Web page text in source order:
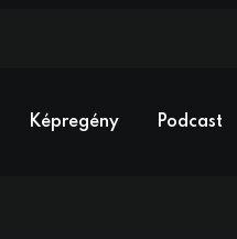
Képregény Podcast